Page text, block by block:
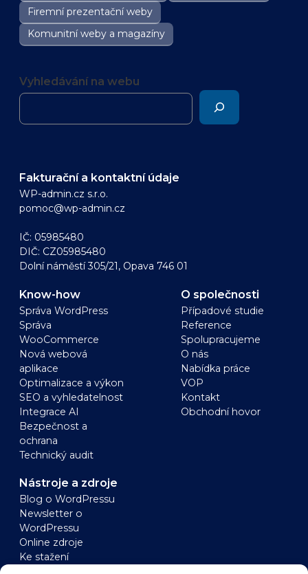
Firemní prezentační weby
Komunitní weby a magazíny
Vyhledávání na webu
Fakturační a kontaktní údaje
WP-admin.cz s.r.o.
pomoc@wp-admin.cz
IČ: 05985480
DIČ: CZ05985480
Dolní náměstí 305/21, Opava 746 01
Know-how
Správa WordPress
Správa
WooCommerce
Nová webová
aplikace
Optimalizace a výkon
SEO a vyhledatelnost
Integrace AI
Bezpečnost a
ochrana
Technický audit
Nástroje a zdroje
Blog o WordPressu
Newsletter o
WordPressu
Online zdroje
Ke stažení
O společnosti
Případové studie
Reference
Spolupracujeme
O nás
Nabídka práce
VOP
Kontakt
Obchodní hovor